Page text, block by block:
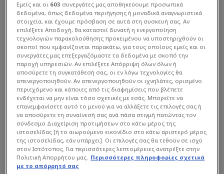
Σύμφωνα με το "encestando.es", το Τριφύλλι
έχει ψηλά στην λίστα του τον 27χρονο
Αμερικανό πόιντ γκαρντ τηςΜπασκόνια, αλλά
δεν είναι η μόνη ομάδα που καλοβλέπει την
Εμείς και οι 603 συνεργάτες μας αποθηκεύουμε προσωπικά
δεδομένα, όπως δεδομένα περιήγησης ή μοναδικά αναγνωριστικά
στοιχεία, και έχουμε πρόσβαση σε αυτά στη συσκευή σας. Αν
επιλέξετε Αποδοχή, θα καταστεί δυνατή η ενεργοποίηση
τεχνολογιών παρακολούθησης προκειμένου να υποστηριχθούν οι
σκοποί που εμφανίζονται παρακάτω, για τους οποίους εμείς και οι
συνεργάτες μας επεξεργαζόμαστε τα δεδομένα με σκοπό την
παροχή υπηρεσιών. Αν επιλέξετε Απόρριψη όλων όλων ή
αποσύρετε τη συγκατάθεσή σας, οι εν λόγω τεχνολογίες θα
απενεργοποιηθούν. Αν απενεργοποιηθούν οι ιχνηλάτες, ορισμένο
περιεχόμενο και κάποιες από τις διαφημίσεις που βλέπετε
ενδέχεται να μην είναι τόσο σχετικές με εσάς. Μπορείτε να
επανεμφανίσετε αυτό το μενού για να αλλάξετε τις επιλογές σας ή
να αποσύρετε τη συναίνεσή σας ανά πάσα στιγμή πατώντας τον
σύνδεσμο Διαχείριση προτιμήσεων στο κάτω μέρος της
ιστοσελίδας [ή το αιωρούμενο εικονίδιο στο κάτω αριστερό μέρος
της ιστοσελίδας, εάν υπάρχει]. Οι επιλογές σας θα τεθούν σε ισχύ
στον Ιστότοπος. Για περισσότερες λεπτομέρειες ανατρέξτε στην
Πολιτική Απορρήτου μας. Περισσότερες πληροφορίες σχετικά
με το απόρρητό σας